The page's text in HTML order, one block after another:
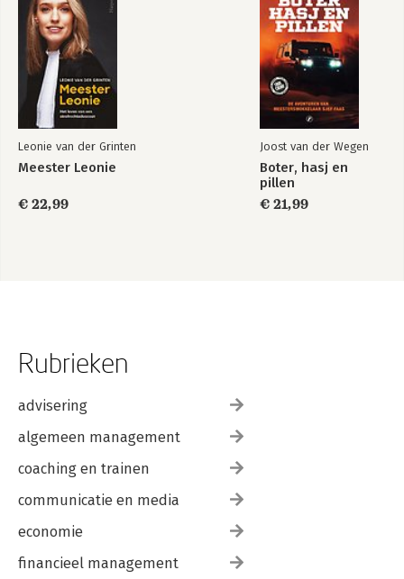
Leonie van der Grinten
Meester Leonie
€ 22,99
Joost van der Wegen
Boter, hasj en
pillen
€ 21,99
Rubrieken
advisering
algemeen management
coaching en trainen
communicatie en media
economie
financieel management